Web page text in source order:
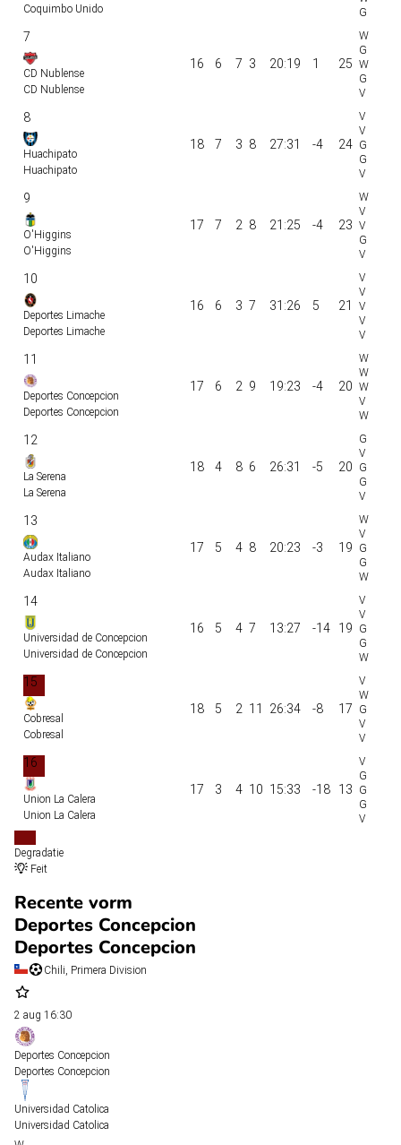
Coquimbo Unido
7
CD Nublense
CD Nublense
16 6 7 3 20:19 1 25
8
Huachipato
Huachipato
18 7 3 8 27:31 -4 24
9
O'Higgins
O'Higgins
17 7 2 8 21:25 -4 23
10
Deportes Limache
Deportes Limache
16 6 3 7 31:26 5 21
11
Deportes Concepcion
Deportes Concepcion
17 6 2 9 19:23 -4 20
12
La Serena
La Serena
18 4 8 6 26:31 -5 20
13
Audax Italiano
Audax Italiano
17 5 4 8 20:23 -3 19
14
Universidad de Concepcion
Universidad de Concepcion
16 5 4 7 13:27 -14 19
15
Cobresal
Cobresal
18 5 2 11 26:34 -8 17
16
Union La Calera
Union La Calera
17 3 4 10 15:33 -18 13
Degradatie
Feit
Recente vorm
Deportes Concepcion
Deportes Concepcion
Chili, Primera Division
2 aug 16:30
Deportes Concepcion
Deportes Concepcion
Universidad Catolica
Universidad Catolica